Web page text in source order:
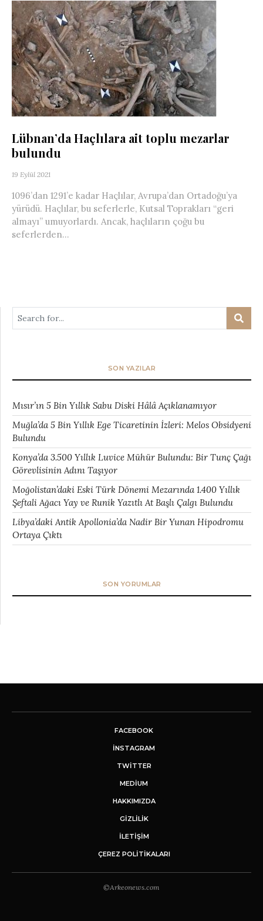
Lübnan’da Haçlılara ait toplu mezarlar
bulundu
19 Eylül 2021
1096’dan 1291’e kadar Haçlılar, Avrupa’dan Ortadoğu’ya
yürüdü. Haçlılar, bu seferlerle, Kutsal Toprakları “geri
almayı” umuyorlardı. Ancak, haçlıların çoğu bu
seferlerden...
SON YAZILAR
Mısır’ın 5 Bin Yıllık Sabu Diski Hâlâ Açıklanamıyor
Muğla’da 5 Bin Yıllık Ege Ticaretinin İzleri: Melos Obsidyeni
Bulundu
Konya’da 3.500 Yıllık Luvice Mühür Bulundu: Bir Tunç Çağı
Görevlisinin Adını Taşıyor
Moğolistan’daki Eski Türk Dönemi Mezarında 1.400 Yıllık
Şeftali Ağacı Yay ve Runik Yazıtlı At Başlı Çalgı Bulundu
Libya’daki Antik Apollonia’da Nadir Bir Yunan Hipodromu
Ortaya Çıktı
SON YORUMLAR
FACEBOOK
INSTAGRAM
TWITTER
MEDIUM
HAKKIMIZDA
GİZLİLİK
İLETIŞIM
ÇEREZ POLITIKALARI
©Arkeonews.com